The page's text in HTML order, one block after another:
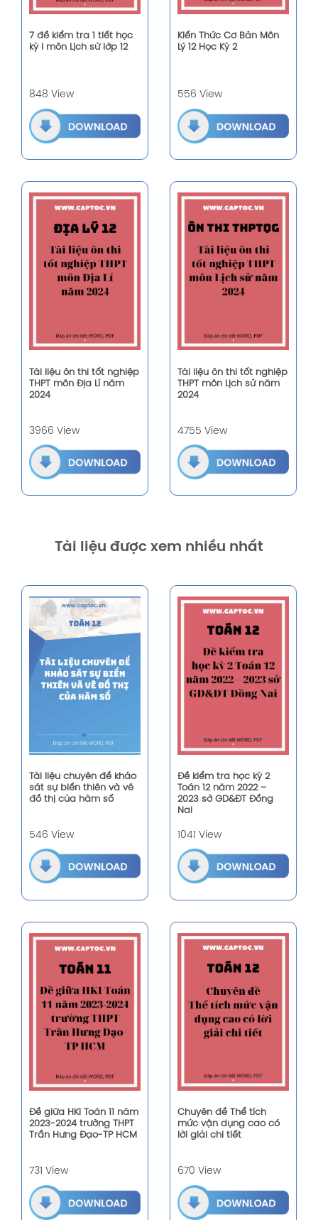
7 đề kiểm tra 1 tiết học
kỳ I môn Lịch sử lớp 12
848 View
Kiến Thức Cơ Bản Môn
Lý 12 Học Kỳ 2
556 View
Tài liệu ôn thi tốt nghiệp
THPT môn Địa Lí năm
2024
3966 View
Tài liệu ôn thi tốt nghiệp
THPT môn Lịch sử năm
2024
4755 View
Tài liệu được xem nhiều nhất
Tài liệu chuyên đề khảo
sát sự biến thiên và vẽ
đồ thị của hàm số
546 View
Đề kiểm tra học kỳ 2
Toán 12 năm 2022 –
2023 sở GD&ĐT Đồng
Nai
1041 View
Đề giữa HKI Toán 11 năm
2023-2024 trường THPT
Trần Hưng Đạo-TP HCM
731 View
Chuyên đề Thể tích
mức vận dụng cao có
lời giải chi tiết
670 View